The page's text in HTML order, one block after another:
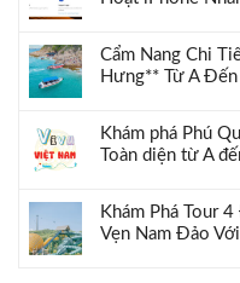
Cẩm Nang Chi
Hưng** Từ A
Khám phá Phú
Toàn diện từ A
Khám Phá Tour
Vẹn Nam Đảo